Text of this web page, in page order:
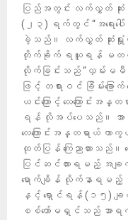
ပြည်အတွင်း လက်လွှတ် ဆုံ
(၂၃) ရက်တွင် “အရေးပေါ်
ခဲ့သည်။ လက်လွှတ် ဆုံးရှုံးထ
တိုက်ခိုက် ရယူရန် မတတ်နိုင်သ
လိုက်ခြင်းသည် “လှမ်းမမီ
ဖြင့် တရားဝင် ခြိမ်းခြ
ယင်းကြောင့် လေကြောင်
ရန် လိုအပ်ပေသည်။ အာ
လေကြောင်းအန္တရာယ်
ထုတ်ပြန် ကြေညာထားသည်။
ပြင်ဆင်ထားရမည့် အချ
ရောက်ချိန် လိုက်နာရမည့်
နှင့် ရှောင်ရန် (၁၅) ချ
စစ်ကော်မရှင်သည် အာရ